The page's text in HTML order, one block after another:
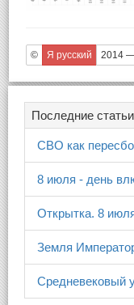
© Я русский 2014
Последние статьи
СВО как
8 июля - день
Открытка. 8
Земля
Средневековый